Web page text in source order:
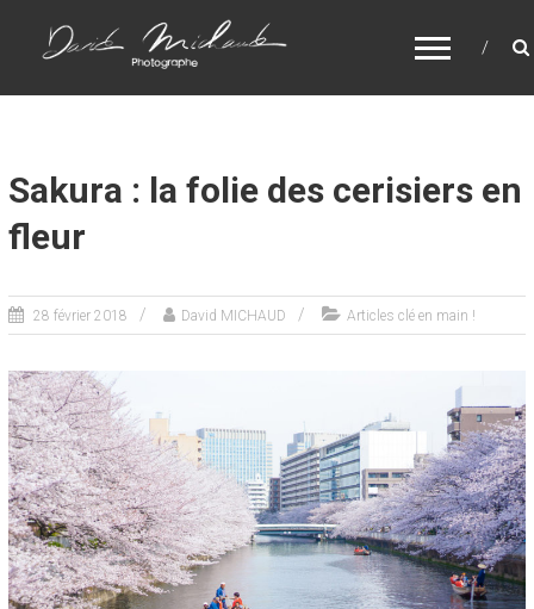
DAVID MICHAUD – PHOTOGRAPHE AU
Sakura : la folie des cerisiers en
fleur
28 février 2018 David MICHAUD Articles clé en main !